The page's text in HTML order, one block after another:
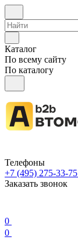
Каталог
По всему сайту
По каталогу
Телефоны
+7 (495) 275-33-75
Заказать звонок
0
0